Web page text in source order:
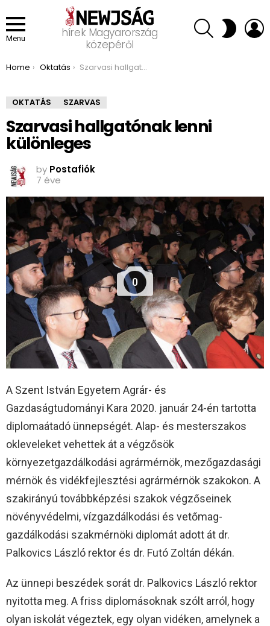
Menu
hírek Magyarország
közepéről
SEARCH SWITCH
SKIN
You are here:
Home Oktatás Szarvasi hallgatónak lenni különleges
OKTATÁS SZARVAS
Szarvasi hallgatónak lenni
különleges
by Postafiók
7 éve
0
A Szent István Egyetem Agrár- és
Gazdaságtudományi Kara 2020. január 24-én tartotta
diplomaátadó ünnepségét. Alap- és mesterszakos
okleveleket vehettek át a végzősök
környezetgazdálkodási agrármérnök, mezőgazdasági
mérnök és vidékfejlesztési agrármérnök szakokon. A
szakirányú továbbképzési szakok végzőseinek
növényvédelmi, vízgazdálkodási és vetőmag-
gazdálkodási szakmérnöki diplomát adott át dr.
Palkovics László rektor és dr. Futó Zoltán dékán.
Az ünnepi beszédek sorát dr. Palkovics László rektor
nyitotta meg. A friss diplomásoknak szólt arról, hogy
olyan iskolát végeztek, egy olyan vidéken, amelynek a